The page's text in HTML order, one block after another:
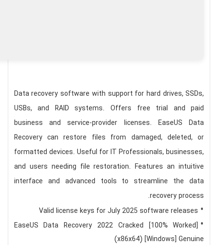
Data recovery software with support for hard drives, SSDs,
USBs, and RAID systems. Offers free trial and paid
business and service-provider licenses. EaseUS Data
Recovery can restore files from damaged, deleted, or
formatted devices. Useful for IT Professionals, businesses,
and users needing file restoration. Features an intuitive
interface and advanced tools to streamline the data
recovery process.
Valid license keys for July 2025 software releases
EaseUS Data Recovery 2022 Cracked [100% Worked]
(x86x64) [Windows] Genuine